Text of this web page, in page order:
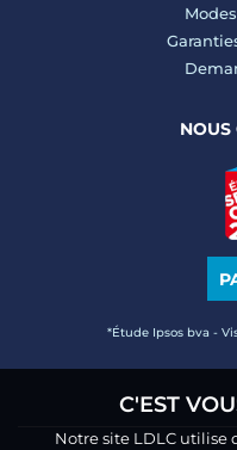
NOUS
*Étude Ipsos bva -
C'EST
Notre site LDLC utilise